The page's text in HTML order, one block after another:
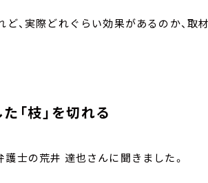
ど、実際どれぐらい効果があるのか、取
「枝」を切れる
士の荒井 達也さんに聞きました。